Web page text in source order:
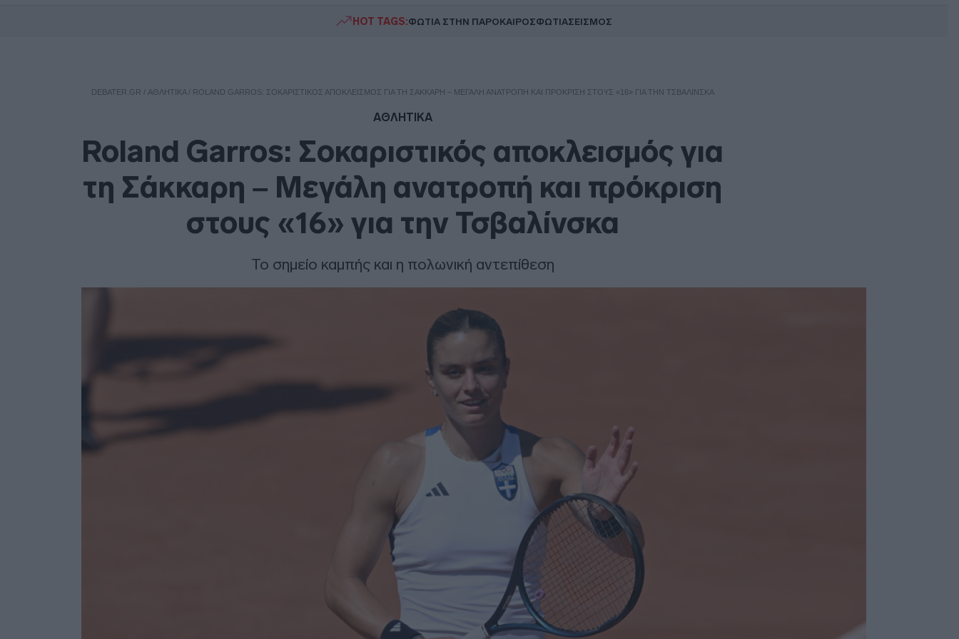
HOT TAGS:ΦΩΤΙΑ ΣΤΗΝ ΠΑΡΟΚΑΙΡΟΣΦΩΤΙΑΣΕΙΣΜΟΣ
DEBATER.GR / ΑΘΛΗΤΙΚΑ/ ROLAND GARROS: ΣΟΚΑΡΙΣΤΙΚΌΣ ΑΠΟΚΛΕΙΣΜΌΣ ΓΙΑ ΤΗ ΣΆΚΚΑΡΗ – ΜΕΓΆΛΗ ΑΝΑΤΡΟΠΉ ΚΑΙ ΠΡΌΚΡΙΣΗ ΣΤΟΥΣ «16» ΓΙΑ ΤΗΝ ΤΣΒΑΛΊΝΣΚΑ
ΑΘΛΗΤΙΚΑ
Roland Garros: Σοκαριστικός αποκλεισμός για
τη Σάκκαρη – Μεγάλη ανατροπή και πρόκριση
στους «16» για την Τσβαλίνσκα
Το σημείο καμπής και η πολωνική αντεπίθεση